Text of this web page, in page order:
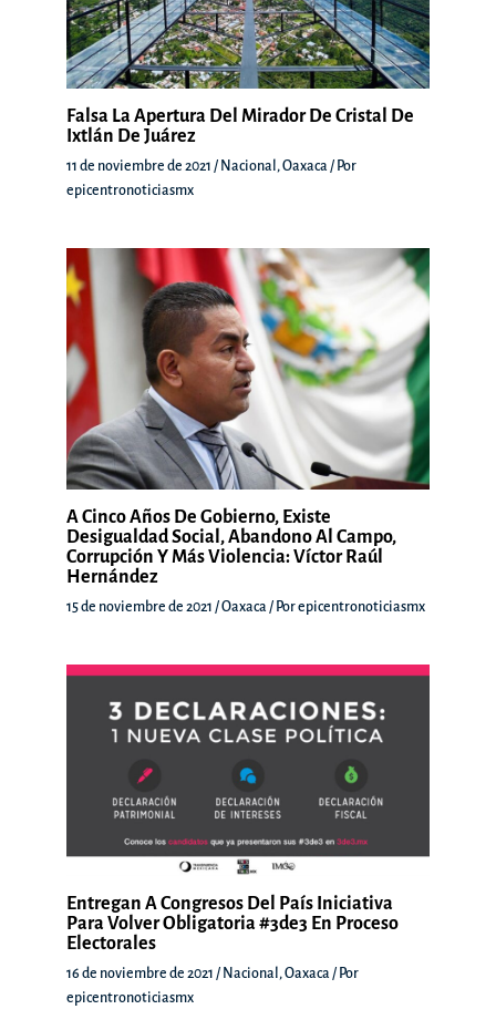
Falsa La Apertura Del Mirador De Cristal De
Ixtlán De Juárez
11 de noviembre de 2021 / Nacional , Oaxaca / Por
epicentronoticiasmx
A Cinco Años De Gobierno, Existe
Desigualdad Social, Abandono Al Campo,
Corrupción Y Más Violencia: Víctor Raúl
Hernández
15 de noviembre de 2021 /Oaxaca / Porepicentronoticiasmx
Entregan A Congresos Del País Iniciativa
Para Volver Obligatoria #3de3 En Proceso
Electorales
16 de noviembre de 2021 / Nacional ,Oaxaca / Por
epicentronoticiasmx